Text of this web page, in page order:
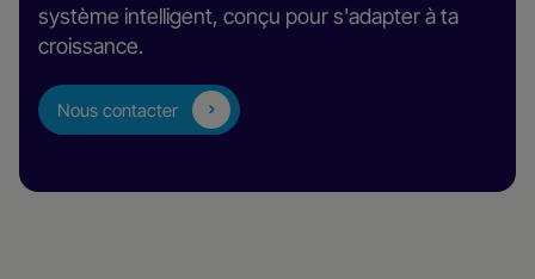
système intelligent, conçu pour s'adapter à ta
croissance.
Nous contacter